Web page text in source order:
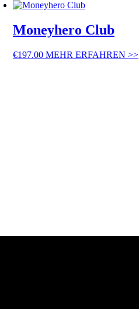
Moneyhero Club
€197.00 MEHR ERFAHREN >>